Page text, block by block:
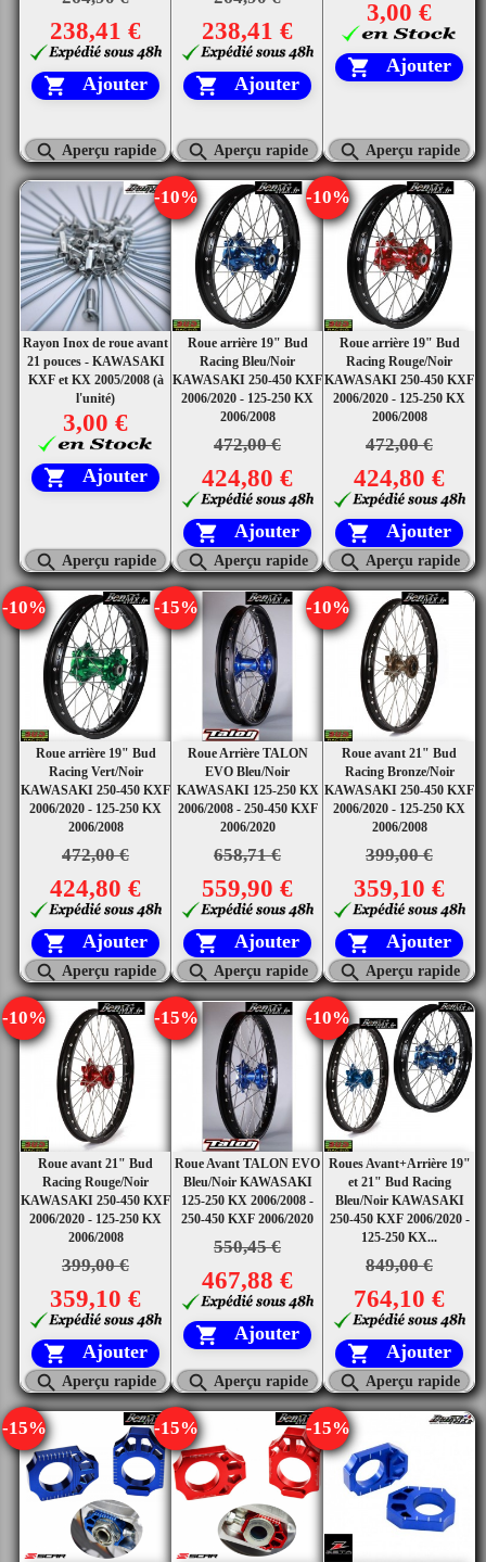
238,41 €
 Ajouter
 Aperçu rapide
238,41 €
 Ajouter
 Aperçu rapide
3,00 €
 Ajouter
 Aperçu rapide
Rayon Inox de roue avant
21 pouces - KAWASAKI
KXF et KX 2005/2008 (à
l'unité)
3,00 €
 Ajouter
 Aperçu rapide
Roue arrière 19" Bud
Racing Bleu/Noir
KAWASAKI 250-450 KXF
2006/2020 - 125-250 KX
2006/2008
472,00 €
-10%
424,80 €
 Ajouter
 Aperçu rapide
Roue arrière 19" Bud
Racing Rouge/Noir
KAWASAKI 250-450 KXF
2006/2020 - 125-250 KX
2006/2008
472,00 €
-10%
424,80 €
 Ajouter
 Aperçu rapide
Roue arrière 19" Bud
Racing Vert/Noir
KAWASAKI 250-450 KXF
2006/2020 - 125-250 KX
2006/2008
472,00 €
-10%
424,80 €
 Ajouter
 Aperçu rapide
Roue Arrière TALON
EVO Bleu/Noir
KAWASAKI 125-250 KX
2006/2008 - 250-450 KXF
2006/2020
658,71 €
-15%
559,90 €
 Ajouter
 Aperçu rapide
Roue avant 21" Bud
Racing Bronze/Noir
KAWASAKI 250-450 KXF
2006/2020 - 125-250 KX
2006/2008
399,00 €
-10%
359,10 €
 Ajouter
 Aperçu rapide
Roue avant 21" Bud
Racing Rouge/Noir
KAWASAKI 250-450 KXF
2006/2020 - 125-250 KX
2006/2008
399,00 €
-10%
359,10 €
 Ajouter
 Aperçu rapide
Roue Avant TALON EVO
Bleu/Noir KAWASAKI
125-250 KX 2006/2008 -
250-450 KXF 2006/2020
550,45 €
-15%
467,88 €
 Ajouter
 Aperçu rapide
Roues Avant+Arrière 19"
et 21" Bud Racing
Bleu/Noir KAWASAKI
250-450 KXF 2006/2020 -
125-250 KX...
849,00 €
-10%
764,10 €
 Ajouter
 Aperçu rapide
-15% -15% -15%